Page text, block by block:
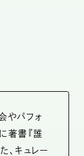
やパフォ
著書『誰
、キュレー